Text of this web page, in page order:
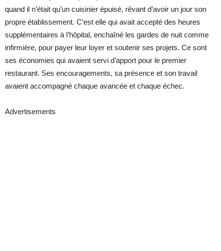
quand il n’était qu’un cuisinier épuisé, rêvant d’avoir un jour son
propre établissement. C’est elle qui avait accepté des heures
supplémentaires à l’hôpital, enchaîné les gardes de nuit comme
infirmière, pour payer leur loyer et soutenir ses projets. Ce sont
ses économies qui avaient servi d’apport pour le premier
restaurant. Ses encouragements, sa présence et son travail
avaient accompagné chaque avancée et chaque échec.
Advertisements